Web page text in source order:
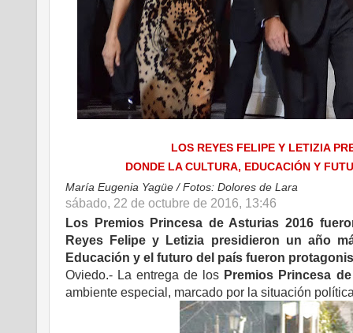
LOS REYES FELIPE Y LETIZIA
DONDE LA CULTURA, EDUCACIÓN Y
María Eugenia Yagüe / Fotos: Dolores de Lara
sábado, 22 de octubre de 2016, 13:46
Los Premios Princesa de Asturias 2016
Reyes Felipe y Letizia presidieron un año
Educación y el futuro del país fueron
Oviedo.- La entrega de los Premios Princesa
ambiente especial, marcado por la situación